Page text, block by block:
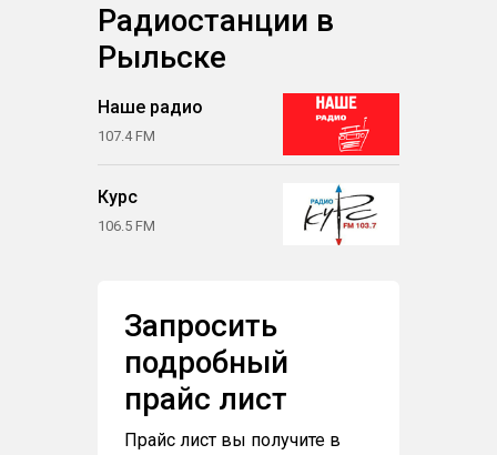
Радиостанции в
Рыльске
Наше радио
107.4 FM
Курс
106.5 FM
Запросить
подробный
прайс лист
Прайс лист вы получите в